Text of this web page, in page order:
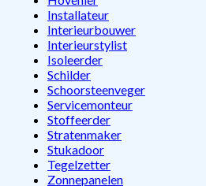
Installateur
Interieurbouwer
Interieurstylist
Isoleerder
Schilder
Schoorsteenveger
Servicemonteur
Stoffeerder
Stratenmaker
Stukadoor
Tegelzetter
Zonnepanelen